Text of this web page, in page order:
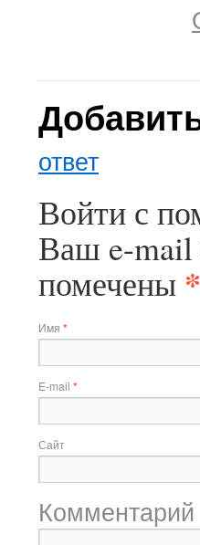
ответ
Войти с
Ваш e-mail
помечены *
Имя *
E-mail *
Сайт
Комментарий